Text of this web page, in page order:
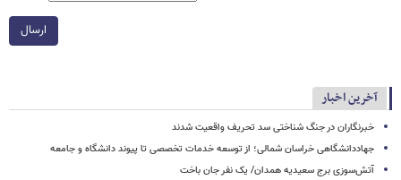
ارسال
آخرین اخبار
خبرنگاران در جنگ شناختی سد تحریف واقعیت شدند
جهاددانشگاهی خراسان شمالی؛ از توسعه خدمات تخصصی تا پیوند دانشگاه و جامعه
آتش‌سوزی برج سعیدیه همدان/ یک نفر جان باخت